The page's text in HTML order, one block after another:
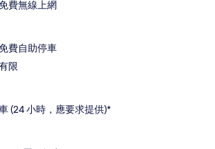
費無線上網
費自助停車
限
(24 小時，應要求提供)*